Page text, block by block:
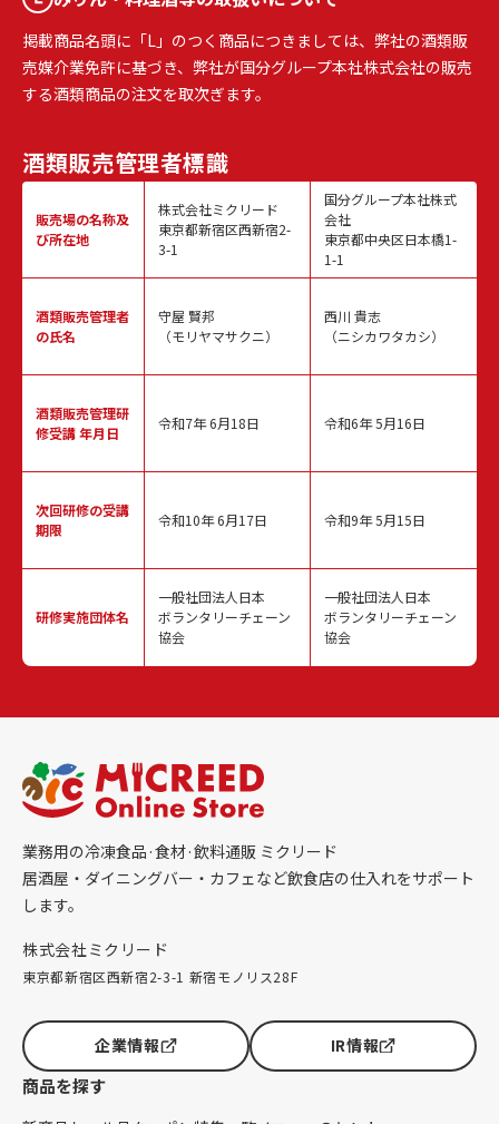
掲載商品名頭に「L」のつく商品につきましては、弊社の酒類販
売媒介業免許に基づき、弊社が国分グループ本社株式会社の販売
する酒類商品の注文を取次ぎます。
酒類販売管理者標識
販売場の名称及
び所在地
酒類販売管理者
の氏名
酒類販売管理研
修受講 年月日
次回研修の受講
期限
研修実施団体名
株式会社ミクリード
東京都新宿区西新宿2-
3-1
守屋 賢邦
（モリヤマサクニ）
令和7年 6月18日
令和10年 6月17日
一般社団法人日本
ボランタリーチェーン
協会
国分グループ本社株式
会社
東京都中央区日本橋1-
1-1
西川 貴志
（ニシカワタカシ）
令和6年 5月16日
令和9年 5月15日
一般社団法人日本
ボランタリーチェーン
協会
業務用の冷凍食品·食材·飲料通販 ミクリード
居酒屋・ダイニングバー・カフェなど飲食店の仕入れをサポート
します。
株式会社ミクリード
東京都新宿区西新宿2-3-1 新宿モノリス28F
企業情報 IR情報
商品を探す